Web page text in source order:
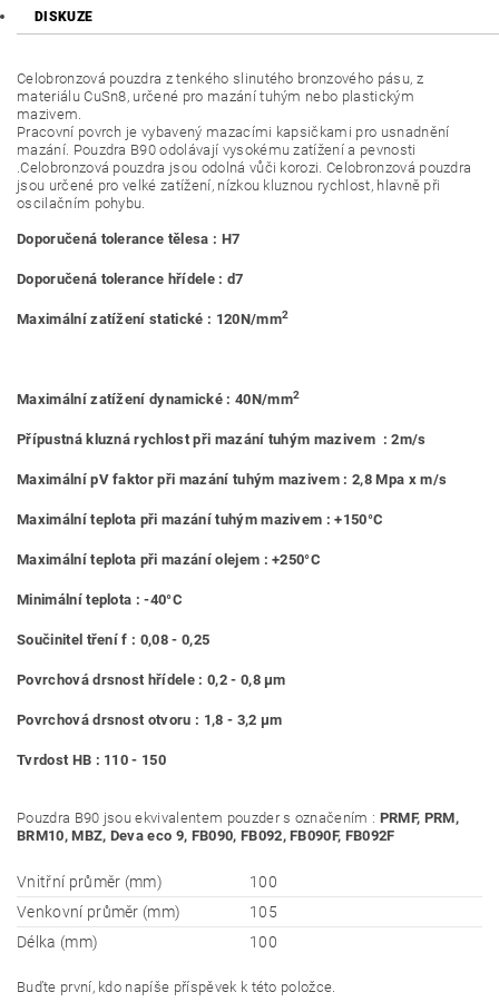
DISKUZE
Celobronzová pouzdra z tenkého slinutého bronzového pásu, z
materiálu CuSn8, určené pro mazání tuhým nebo plastickým
mazivem.
Pracovní povrch je vybavený mazacími kapsičkami pro usnadnění
mazání. Pouzdra B90 odolávají vysokému zatížení a pevnosti
.Celobronzová pouzdra jsou odolná vůči korozi. Celobronzová pouzdra
jsou určené pro velké zatížení, nízkou kluznou rychlost, hlavně při
oscilačním pohybu.
Doporučená tolerance tělesa : H7
Doporučená tolerance hřídele : d7
Maximální zatížení statické : 120N/mm2
Maximální zatížení dynamické : 40N/mm2
Přípustná kluzná rychlost při mazání tuhým mazivem : 2m/s
Maximální pV faktor při mazání tuhým mazivem : 2,8 Mpa x m/s
Maximální teplota při mazání tuhým mazivem : +150°C
Maximální teplota při mazání olejem : +250°C
Minimální teplota : -40°C
Součinitel tření f : 0,08 - 0,25
Povrchová drsnost hřídele : 0,2 - 0,8 μm
Povrchová drsnost otvoru : 1,8 - 3,2 μm
Tvrdost HB : 110 - 150
Pouzdra B90 jsou ekvivalentem pouzder s označením : PRMF, PRM,
BRM10, MBZ, Deva eco 9, FB090, FB092, FB090F, FB092F
Vnitřní průměr (mm)
100
Venkovní průměr (mm)
105
Délka (mm)
100
Buďte první, kdo napíše příspěvek k této položce.